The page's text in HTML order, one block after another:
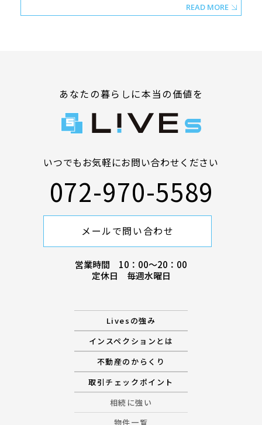
READ MORE
あなたの暮らしに本当の価値を
いつでもお気軽にお問い合わせください
072-970-5589
メールで問い合わせ
営業時間 10：00〜20：00
定休日 毎週水曜日
Livesの強み
インスペクションとは
不動産のからくり
取引チェックポイント
相続に強い
物件一覧